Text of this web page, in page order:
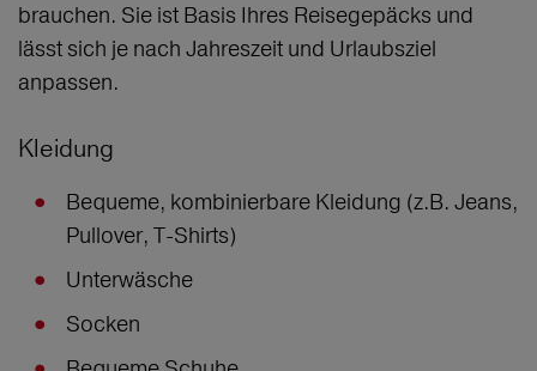
brauchen. Sie ist Basis Ihres Reisegepäcks und
lässt sich je nach Jahreszeit und Urlaubsziel
anpassen.
Kleidung
Bequeme, kombinierbare Kleidung (z.B. Jeans,
Pullover, T-Shirts)
Unterwäsche
Socken